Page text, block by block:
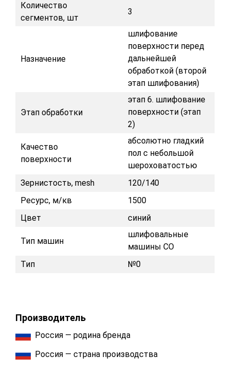
Количество
сегментов, шт
3
Назначение
шлифование
поверхности перед
дальнейшей
обработкой (второй
этап шлифования)
Этап обработки
этап 6. шлифование
поверхности (этап
2)
Качество
поверхности
абсолютно гладкий
пол с небольшой
шероховатостью
Зернистость, mesh
120/140
Ресурс, м/кв
1500
Цвет
синий
Тип машин
шлифовальные
машины СО
Тип
№0
Производитель
Россия — родина бренда
Россия — страна производства